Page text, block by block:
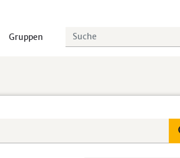
Gruppen